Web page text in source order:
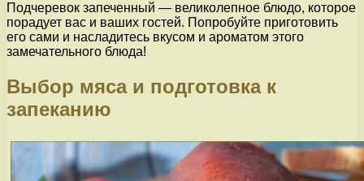
Подчеревок запеченный — великолепное блюдо, которое
порадует вас и ваших гостей. Попробуйте приготовить
его сами и насладитесь вкусом и ароматом этого
замечательного блюда!
Выбор мяса и подготовка к
запеканию